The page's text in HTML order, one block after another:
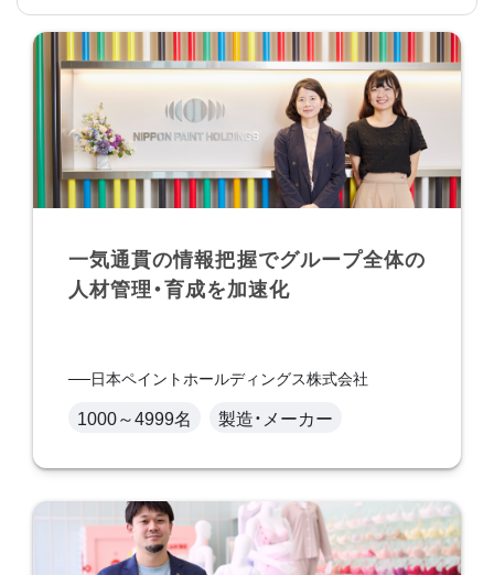
一気通貫の情報把握でグループ全体の
人材管理・育成を加速化
日本ペイントホールディングス株式会社
1000～4999名 製造・メーカー